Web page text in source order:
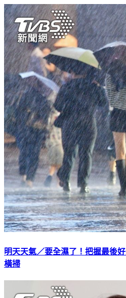
明天天氣／要全濕了！把握最後
橫掃